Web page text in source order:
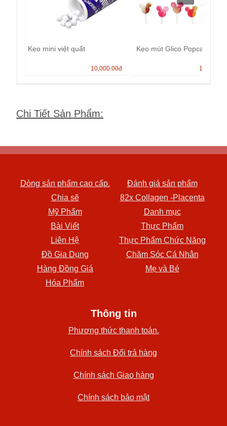
Kẹo mini việt quất
10,000.00đ
Kẹo mút Glico Popcan
13,000.00
Chi Tiết Sản Phẩm:
Dòng sản phẩm cao cấp.
Đánh giá sản phẩm
Chia sẽ
82x Collagen -Placenta
Mỹ Phẩm
Danh mục
Bài Viết
Thực Phẩm
Liên Hệ
Thực Phẩm Chức Năng
Đồ Gia Dụng
Chăm Sóc Cá Nhân
Hàng Đồng Giá
Mẹ và Bé
Hóa Phẩm
Thông tin
Phương thức thanh toán.
Chính sách Đổi trả hàng
Chính sách Giao hàng
Chính sách bảo mật